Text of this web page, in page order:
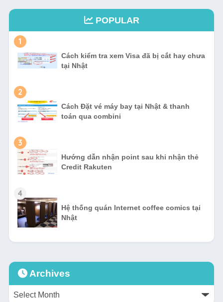
POPULAR
1
Cách kiểm tra xem Visa đã bị cắt hay chưa
tại Nhật
2
Cách Đặt vé máy bay tại Nhật & thanh
toán qua combini
3
Hướng dẫn nhận point sau khi nhận thẻ
Credit Rakuten
4
Hệ thống quán Internet coffee comics tại
Nhật
Archives